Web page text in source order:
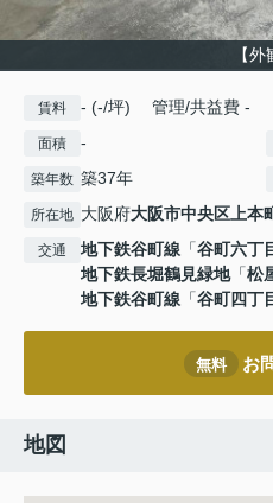
【外
賃料 - (-/坪) 管理/共益費 -
面積 -
築年数 築37年
所在地 大阪府大阪市中央区上本
交通 地下鉄谷町線 「谷町六丁
地下鉄長堀鶴見緑地「松
地下鉄谷町線 「谷町四丁
無料 お
地図